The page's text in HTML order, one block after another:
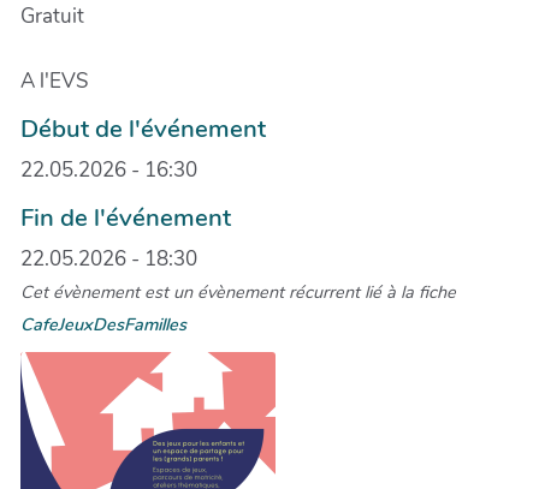
Gratuit
A l'EVS
Début de l'événement
22.05.2026 - 16:30
Fin de l'événement
22.05.2026 - 18:30
Cet évènement est un évènement récurrent lié à la fiche
CafeJeuxDesFamilles